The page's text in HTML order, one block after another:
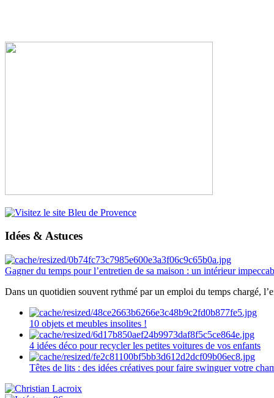
Idées & Astuces
Gagner du temps pour l’entretien de sa maison : un intérieur
Dans un quotidien souvent rythmé par un emploi du temps chargé,
10 objets et meubles insolites !
4 idées déco pour recycler les petites voitures de vos enfants
Têtes de lits : des idées créatives pour faire swinguer votre